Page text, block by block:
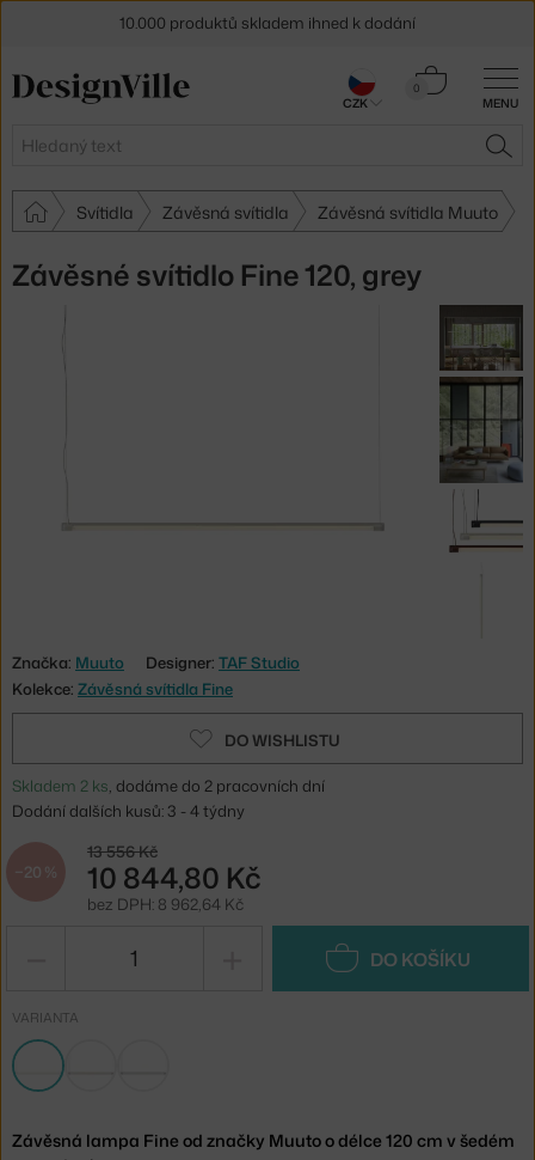
MENU
Hledat
0
Košík
Svítidla Závěsná svítidla Závěsná svítidla Muuto
Závěsné svítidlo Fine 120, grey
Značka: Muuto Designer: TAF Studio
Kolekce: Závěsná svítidla Fine
DO WISHLISTU
Skladem 2 ks, dodáme do 2 pracovních dní
Dodání dalších kusů: 3 - 4 týdny
−20 %
13 556 Kč
10 844,80 Kč
bez DPH: 8 962,64 Kč
DO KOŠÍKU
VARIANTA
Závěsná lampa Fine od značky Muuto o délce 120 cm v šedém
10.000 produktů skladem ihned k dodání
Sleva 5 % pro odběratele
CZK